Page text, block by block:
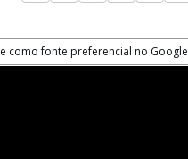
como fonte preferencial no Google